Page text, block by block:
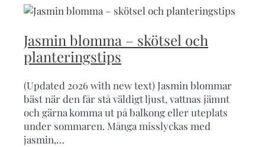
Jasmin blomma – skötsel och
planteringstips
(Updated 2026 with new text) Jasmin blommar
bäst när den får stå väldigt ljust, vattnas jämnt
och gärna komma ut på balkong eller uteplats
under sommaren. Många misslyckas med
jasmin,…